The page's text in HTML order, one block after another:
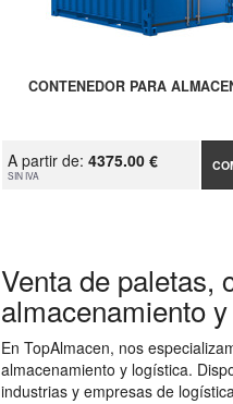
CONTENEDOR PARA
A partir de: 4375.00 €
SIN IVA
Venta de paletas,
almacenamiento
En TopAlmacen, nos
almacenamiento y logística.
industrias y empresas de